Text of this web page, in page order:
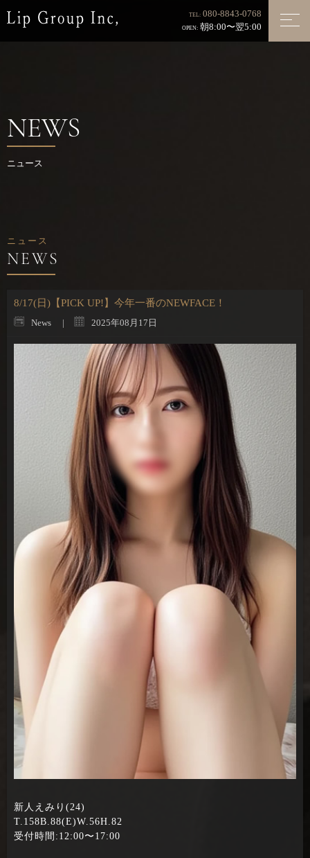
TEL: 080-8843-0768
OPEN: 朝8:00〜翌5:00
NEWS
ニュース
ニュース
8/17(日)【PICK UP!】今年一番のNEWFACE！
News 2025年08月17日
新人えみり(24)
T.158B.88(E)W.56H.82
受付時間:12:00〜17:00